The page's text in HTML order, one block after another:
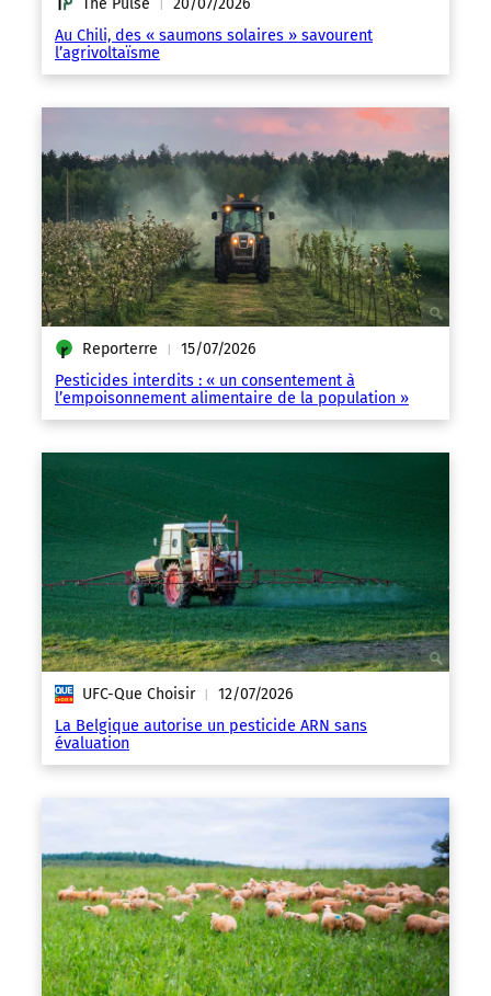
The Pulse 20/07/2026
Au Chili, des « saumons solaires » savourent
l’agrivoltaïsme
Reporterre | 15/07/2026
Pesticides interdits : « un consentement à
l’empoisonnement alimentaire de la population »
UFC-Que Choisir | 12/07/2026
La Belgique autorise un pesticide ARN sans
évaluation